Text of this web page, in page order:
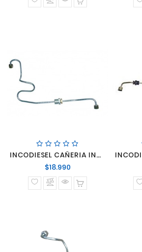
INCODIESEL CAÑERIA INYECTOR
$18.990Precio
normal